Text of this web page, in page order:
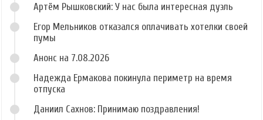
Артём Рышковский: У нас была интересная дуэль
Егор Мельников отказался оплачивать хотелки своей
пумы
Анонс на 7.08.2026
Надежда Ермакова покинула периметр на время
отпуска
Даниил Сахнов: Принимаю поздравления!